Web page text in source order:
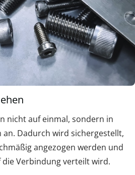
nicht auf einmal, sondern in
Dadurch wird sichergestellt,
angezogen werden und
die Verbindung verteilt wird.